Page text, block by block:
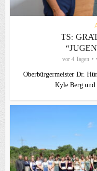
TS:
vor 4 Tagen
Oberbürgermeister Dr.
Kyle Berg und